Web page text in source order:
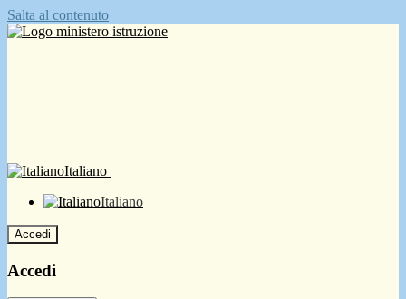
Salta al contenuto
Italiano
Italiano
Accedi
Accedi